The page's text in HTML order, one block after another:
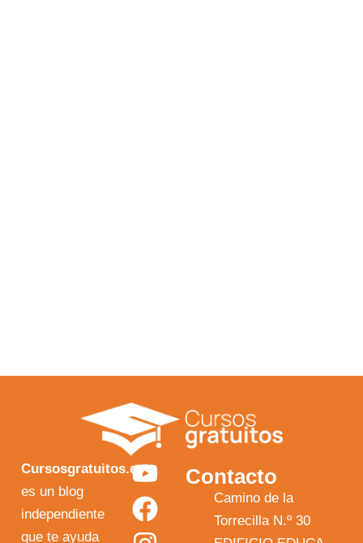
Cursosgratuitos.es
es un blog
independiente
que te ayuda
Y
o
u
F
a
c
I
n
s
X
-
t
Contacto
Camino de la
Torrecilla N.º 30